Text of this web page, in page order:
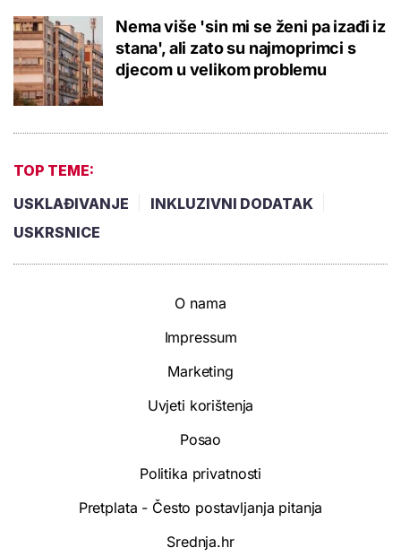
Nema više 'sin mi se ženi pa izađi iz
stana', ali zato su najmoprimci s
djecom u velikom problemu
TOP TEME:
USKLAĐIVANJE
INKLUZIVNI DODATAK
USKRSNICE
O nama
Impressum
Marketing
Uvjeti korištenja
Posao
Politika privatnosti
Pretplata - Često postavljanja pitanja
Srednja.hr